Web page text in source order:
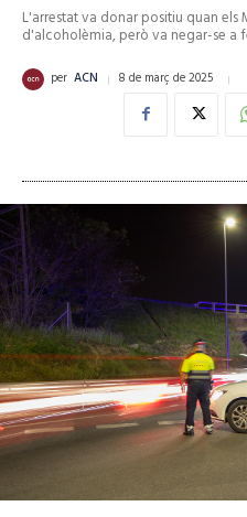
L'arrestat va donar positiu quan els
d'alcoholèmia, però va negar-se a
per ACN 8 de març de 2025